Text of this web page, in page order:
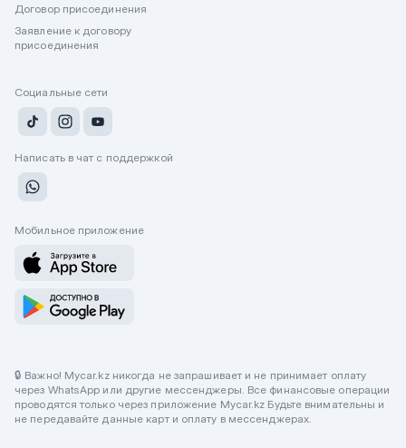
Договор присоединения
Заявление к договору
присоединения
Социальные сети
Написать в чат с поддержкой
Мобильное приложение
🔒 Важно! Mycar.kz никогда не запрашивает и не принимает оплату
через WhatsApp или другие мессенджеры. Все финансовые операции
проводятся только через приложение Mycar.kz Будьте внимательны и
не передавайте данные карт и оплату в мессенджерах.